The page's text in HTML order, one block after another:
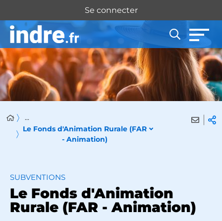
Panneau de gestion des cookies
Se connecter
...
Le Fonds d'Animation Rurale (FAR
- Animation)
SUBVENTIONS
Le Fonds d'Animation
Rurale (FAR - Animation)